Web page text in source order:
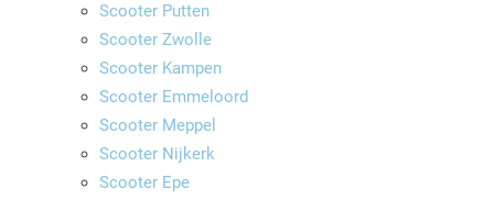
Scooter Putten
Scooter Zwolle
Scooter Kampen
Scooter Emmeloord
Scooter Meppel
Scooter Nijkerk
Scooter Epe